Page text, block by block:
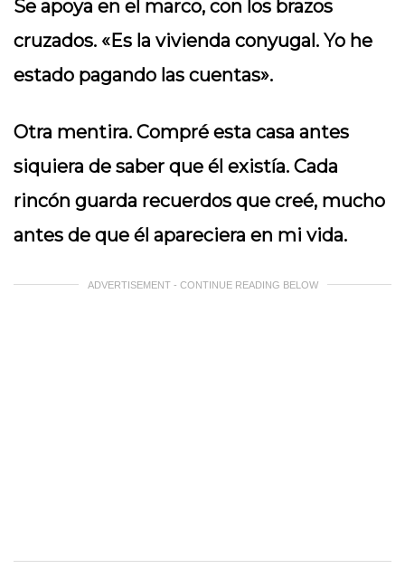
Se apoya en el marco, con los brazos
cruzados. «Es la vivienda conyugal. Yo he
estado pagando las cuentas».
Otra mentira. Compré esta casa antes
siquiera de saber que él existía. Cada
rincón guarda recuerdos que creé, mucho
antes de que él apareciera en mi vida.
ADVERTISEMENT - CONTINUE READING BELOW